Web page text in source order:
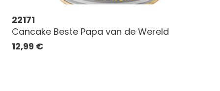
22171
Cancake Beste Papa van de Wereld
12,99 €